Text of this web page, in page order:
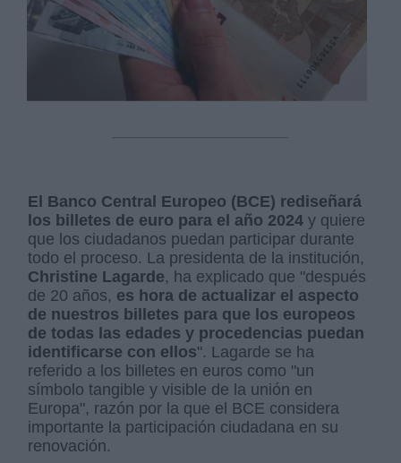
El Banco Central Europeo (BCE) rediseñará
los billetes de euro para el año 2024 y quiere
que los ciudadanos puedan participar durante
todo el proceso. La presidenta de la institución,
Christine Lagarde, ha explicado que "después
de 20 años, es hora de actualizar el aspecto
de nuestros billetes para que los europeos
de todas las edades y procedencias puedan
identificarse con ellos". Lagarde se ha
referido a los billetes en euros como "un
símbolo tangible y visible de la unión en
Europa", razón por la que el BCE considera
importante la participación ciudadana en su
renovación.